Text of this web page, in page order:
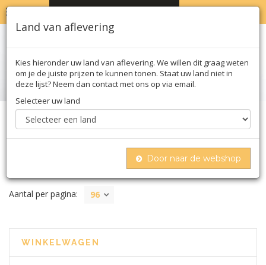
Home Biologisch
Aantal per pagina: 96
WINKELWAGEN
Land van aflevering
Kies hieronder uw land van aflevering. We willen dit graag weten
om je de juiste prijzen te kunnen tonen. Staat uw land niet in
deze lijst? Neem dan contact met ons op via email.
Selecteer uw land
Door naar de webshop